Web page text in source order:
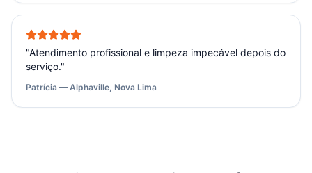
"Atendimento profissional e limpeza impecável depois do
serviço."
Patrícia — Alphaville, Nova Lima